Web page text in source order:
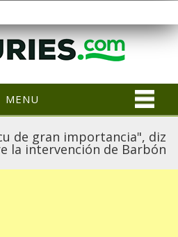
MENU
de gran importancia", diz
la intervención de Barbón